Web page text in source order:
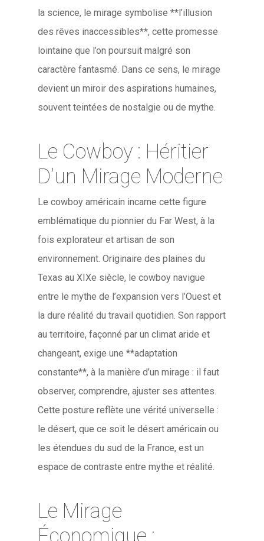
la science, le mirage symbolise **l’illusion
des rêves inaccessibles**, cette promesse
lointaine que l’on poursuit malgré son
caractère fantasmé. Dans ce sens, le mirage
devient un miroir des aspirations humaines,
souvent teintées de nostalgie ou de mythe.
Le Cowboy : Héritier
D’un Mirage Moderne
Le cowboy américain incarne cette figure
emblématique du pionnier du Far West, à la
fois explorateur et artisan de son
environnement. Originaire des plaines du
Texas au XIXe siècle, le cowboy navigue
entre le mythe de l’expansion vers l’Ouest et
la dure réalité du travail quotidien. Son rapport
au territoire, façonné par un climat aride et
changeant, exige une **adaptation
constante**, à la manière d’un mirage : il faut
observer, comprendre, ajuster ses attentes.
Cette posture reflète une vérité universelle :
le désert, que ce soit le désert américain ou
les étendues du sud de la France, est un
espace de contraste entre mythe et réalité.
Le Mirage
Économique :